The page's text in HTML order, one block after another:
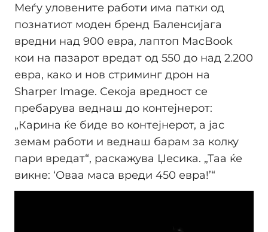
Меѓу уловените работи има патки од
познатиот моден бренд Баленсијага
вредни над 900 евра, лаптоп MacBook
кои на пазарот вредат од 550 до над 2.200
евра, како и нов стриминг дрон на
Sharper Image. Секоја вредност се
пребарува веднаш до контејнерот:
„Карина ќе биде во контејнерот, а јас
земам работи и веднаш барам за колку
пари вредат“, раскажува Џесика. „Таа ќе
викне: ‘Оваа маса вреди 450 евра!’“